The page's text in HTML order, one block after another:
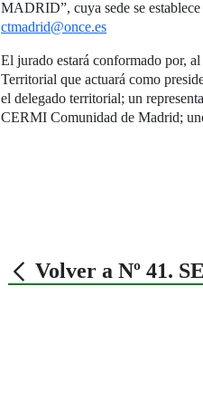
MADRID”, cuya sede se
ctmadrid@once.es
El jurado estará conformado por,
Territorial que actuará como
el delegado territorial; un
CERMI Comunidad de Madrid;
Volver a Nº 41.